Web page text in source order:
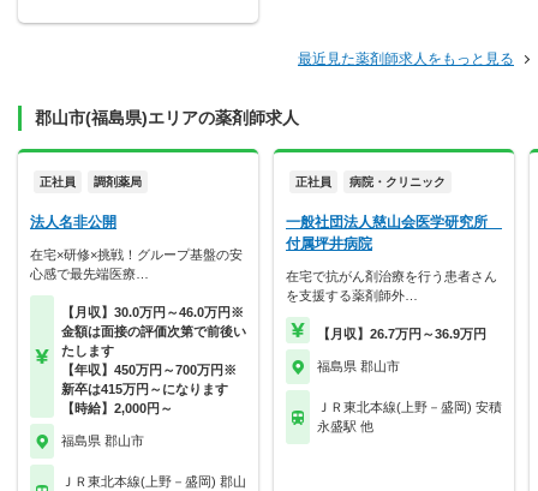
最近見た薬剤師求人をもっと見る
郡山市(福島県)エリアの薬剤師求人
正社員 調剤薬局
法人名非公開
在宅×研修×挑戦！グループ基盤の安
心感で最先端医療…
【月収】30.0万円～46.0万円※
金額は面接の評価次第で前後い
たします
【年収】450万円～700万円※
新卒は415万円～になります
【時給】2,000円～
福島県 郡山市
ＪＲ東北本線(上野－盛岡) 郡山
正社員 病院・クリニック
一般社団法人慈山会医学研究所
付属坪井病院
在宅で抗がん剤治療を行う患者さん
を支援する薬剤師外…
【月収】26.7万円～36.9万円
福島県 郡山市
ＪＲ東北本線(上野－盛岡) 安積
永盛駅 他